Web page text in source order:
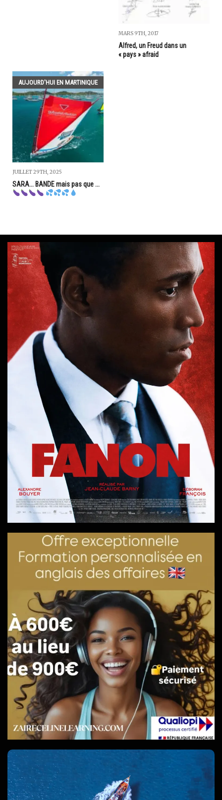
MARS 9TH, 2017
Alfred, un Freud dans un
« pays » afraid
AUJOURD'HUI EN MARTINIQUE
JUILLET 29TH, 2025
SARA... BANDE mais pas que ...